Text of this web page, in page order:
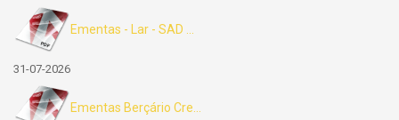
Ementas - Lar - SAD ...
31-07-2026
Ementas Berçário Cre...